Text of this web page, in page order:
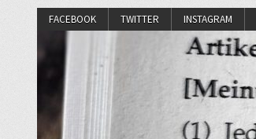
FACEBOOK TWITTER INSTAGRAM